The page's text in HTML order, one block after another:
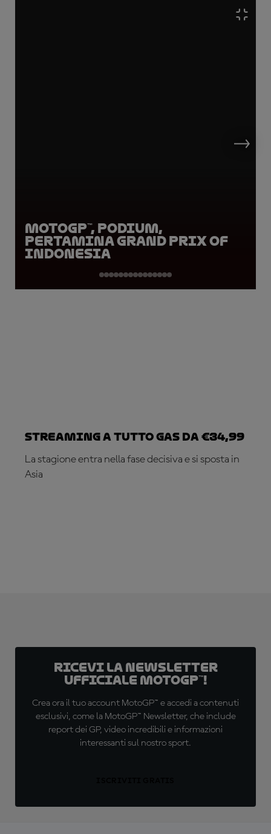
MotoGP™, Podium,
Pertamina Grand Prix of
Indonesia
Streaming a tutto gas da €34,99
La stagione entra nella fase decisiva e si sposta in
Asia
Ricevi la newsletter
ufficiale MotoGP™!
Crea ora il tuo account MotoGP™ e accedi a contenuti
esclusivi, come la MotoGP™ Newsletter, che include
report dei GP, video incredibili e informazioni
interessanti sul nostro sport.